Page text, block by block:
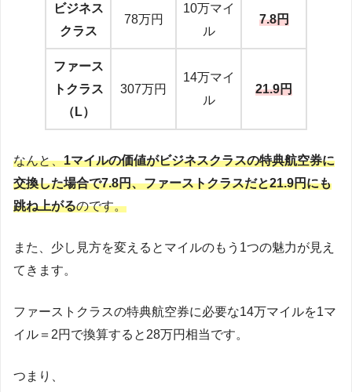
ビジネス
クラス
78万円
10万マイ
ル
7.8円
ファース
トクラス
（L）
307万円
14万マイ
ル
21.9円
なんと、1マイルの価値がビジネスクラスの特典航空券に
交換した場合で7.8円、ファーストクラスだと21.9円にも
跳ね上がるのです。
また、少し見方を変えるとマイルのもう1つの魅力が見え
てきます。
ファーストクラスの特典航空券に必要な14万マイルを1マ
イル＝2円で換算すると28万円相当です。
つまり、